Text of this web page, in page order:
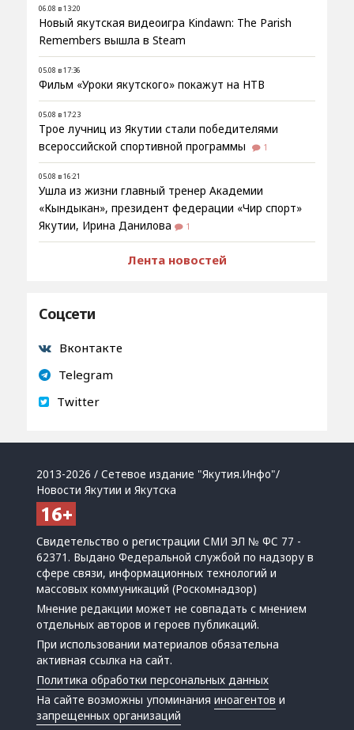
06.08 в 13:20
Новый якутская видеоигра Kindawn: The Parish
Remembers вышла в Steam
05.08 в 17:36
Фильм «Уроки якутского» покажут на НТВ
05.08 в 17:23
Трое лучниц из Якутии стали победителями
всероссийской спортивной программы
1
05.08 в 16:21
Ушла из жизни главный тренер Академии
«Кындыкан», президент федерации «Чир спорт»
Якутии, Ирина Данилова
1
Лента новостей
Соцсети
Вконтакте
Telegram
Twitter
2013-2026 / Сетевое издание "Якутия.Инфо"/
Новости Якутии и Якутска
Свидетельство о регистрации СМИ ЭЛ № ФС 77 -
62371. Выдано Федеральной службой по надзору в
сфере связи, информационных технологий и
массовых коммуникаций (Роскомнадзор)
Мнение редакции может не совпадать с мнением
отдельных авторов и героев публикаций.
При использовании материалов обязательна
активная ссылка на сайт.
Политика обработки персональных данных
На сайте возможны упоминанияиноагентов и
запрещенных организаций